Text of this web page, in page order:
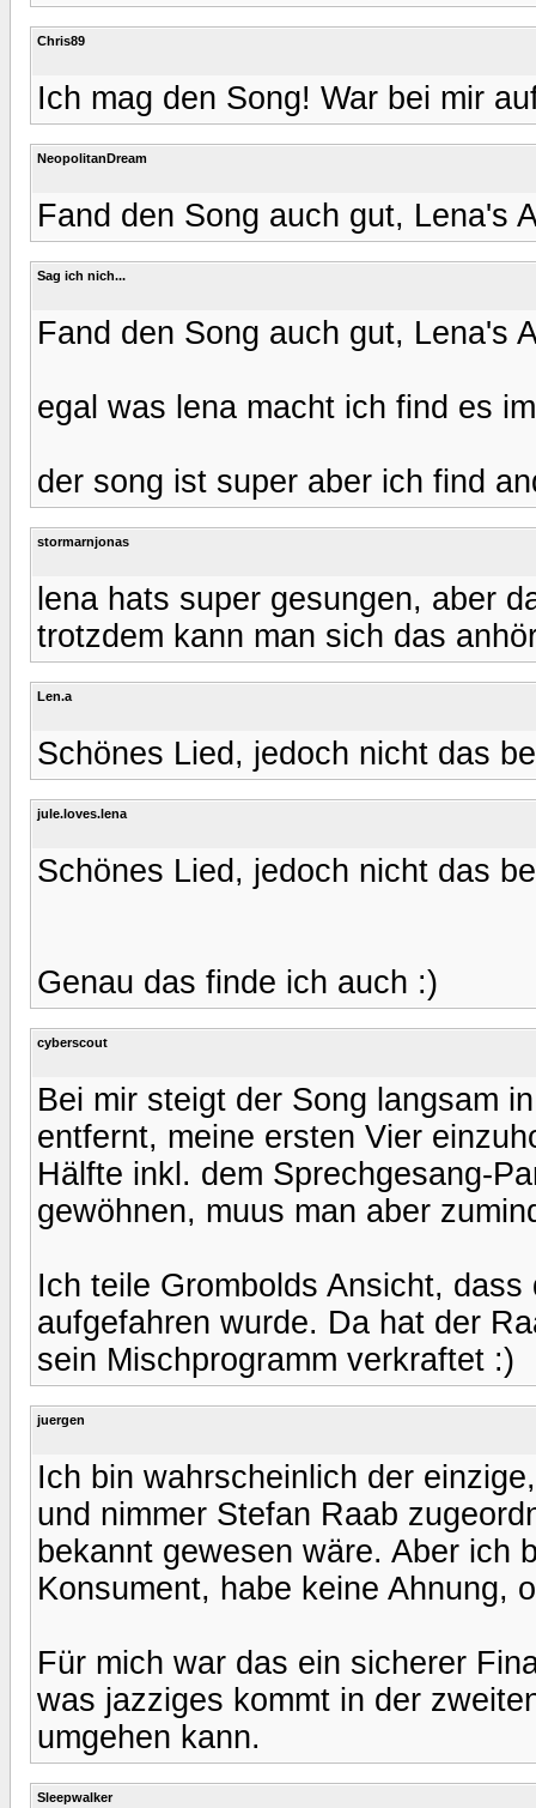
Chris89
Ich mag den Song! War bei mir
NeopolitanDream
Fand den Song auch gut, Lena's
Sag ich nich...
Fand den Song auch gut, Lena's
egal was lena macht ich find es
der song ist super aber ich find
stormarnjonas
lena hats super gesungen, aber
trotzdem kann man sich das
Len.a
Schönes Lied, jedoch nicht das
jule.loves.lena
Schönes Lied, jedoch nicht das
Genau das finde ich auch :)
cyberscout
Bei mir steigt der Song langsam
entfernt, meine ersten Vier
Hälfte inkl. dem Sprechgesang-
gewöhnen, muus man aber
Ich teile Grombolds Ansicht,
aufgefahren wurde. Da hat der
sein Mischprogramm verkraftet :)
juergen
Ich bin wahrscheinlich der
und nimmer Stefan Raab
bekannt gewesen wäre. Aber ich
Konsument, habe keine Ahnung,
Für mich war das ein sicherer
was jazziges kommt in der
umgehen kann.
Sleepwalker